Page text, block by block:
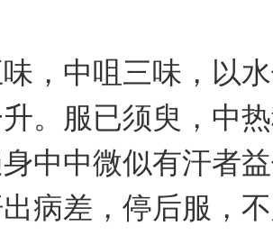
中咀三味，以水
。服已须臾，中
中中微似有汗者
病差，停后服，